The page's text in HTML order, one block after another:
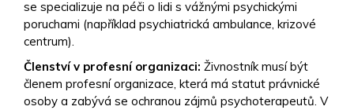
se specializuje na péči o lidi s vážnými psychickými
poruchami (například psychiatrická ambulance, krizové
centrum).
Členství v profesní organizaci: Živnostník musí být
členem profesní organizace, která má statut právnické
osoby a zabývá se ochranou zájmů psychoterapeutů. V